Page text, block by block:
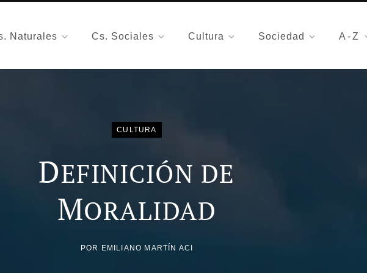
Naturales Cs. Sociales Cultura Sociedad A-Z
CULTURA
DEFINICIÓN DE
MORALIDAD
POR EMILIANO MARTÍN ACI